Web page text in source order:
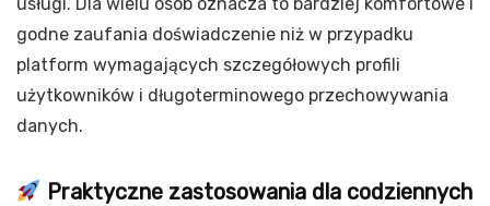
godne zaufania doświadczenie niż w przypadku
platform wymagających szczegółowych profili
użytkowników i długoterminowego przechowywania
danych.
Praktyczne zastosowania dla codziennych